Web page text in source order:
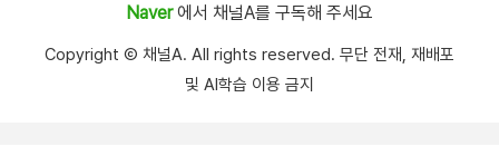
Naver에서 채널A를 구독해 주세요
Copyright Ⓒ 채널A. All rights reserved. 무단 전재, 재배포
및 AI학습 이용 금지